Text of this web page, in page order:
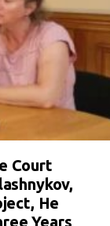
Court
He
Years